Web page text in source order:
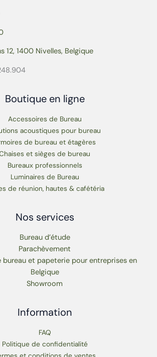
12, 1400 Nivelles, Belgique
Boutique en ligne
Accessoires de Bureau
acoustiques pour bureau
de bureau et étagères
et sièges de bureau
Bureaux professionnels
Luminaires de Bureau
de réunion, hautes & cafétéria
Nos services
Bureau d’étude
Parachèvement
bureau et papeterie pour entreprises en
Belgique
Showroom
Information
FAQ
Politique de confidentialité